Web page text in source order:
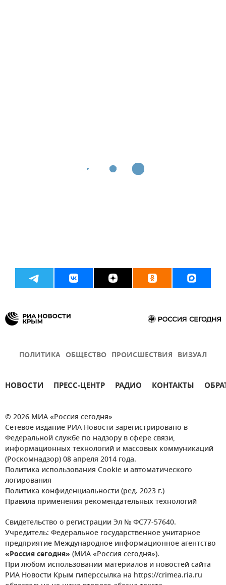
ПОЛИТИКА ОБЩЕСТВО ПРОИСШЕСТВИЯ ВИЗУАЛ
НОВОСТИ ПРЕСС-ЦЕНТР РАДИО КОНТАКТЫ
© 2026 МИА «Россия сегодня»
Сетевое издание РИА Новости зарегистрировано в
Федеральной службе по надзору в сфере связи,
информационных технологий и массовых коммуникаций
(Роскомнадзор) 08 апреля 2014 года.
Политика использования Cookie и автоматического
логирования
Политика конфиденциальности (ред. 2023 г.)
Правила применения рекомендательных технологий
Свидетельство о регистрации Эл № ФС77-57640.
Учредитель: Федеральное государственное унитарное
предприятие Международное информационное агентство
«Россия сегодня» (МИА «Россия сегодня»).
При любом использовании материалов и новостей сайта
РИА Новости Крым гиперссылка на https://crimea.ria.ru